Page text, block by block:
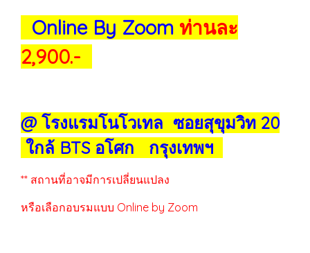
Online By Zoom ท่านละ
2,900.-
@ โรงแรมโนโวเทล ซอยสุขุมวิท 20
ใกล้ BTS อโศก กรุงเทพฯ
** สถานที่อาจมีการเปลี่ยนแปลง
หรือเลือกอบรมแบบ Online by Zoom